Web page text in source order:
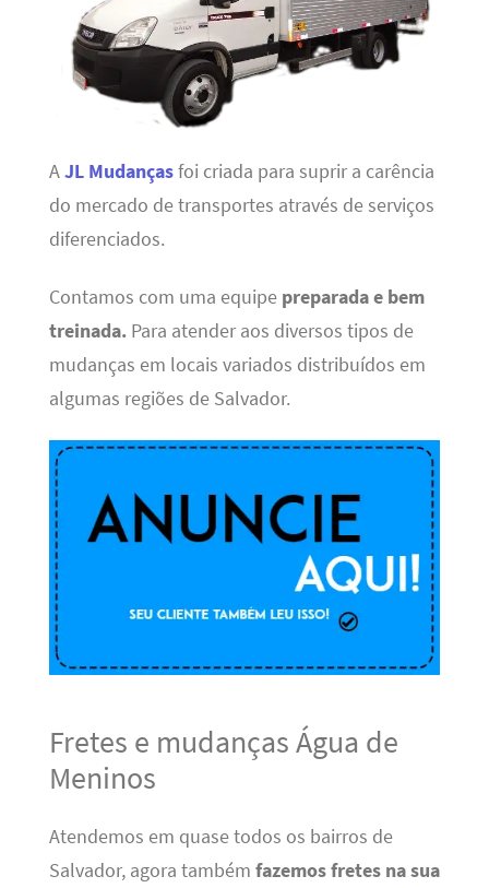
AJL Mudançasfoi criada para suprir a carência
do mercado de transportes através de serviços
diferenciados.
Contamos com uma equipe preparada e bem
treinada.Para atender aos diversos tipos de
mudanças em locais variados distribuídos em
algumas regiões de Salvador.
Fretes e mudanças Água de
Meninos
Atendemos em quase todos os bairros de
Salvador, agora também fazemos fretes na sua